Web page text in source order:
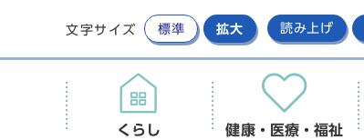
文字サイズ 標準 拡大 読み上げ
くらし 健康・医療・福祉